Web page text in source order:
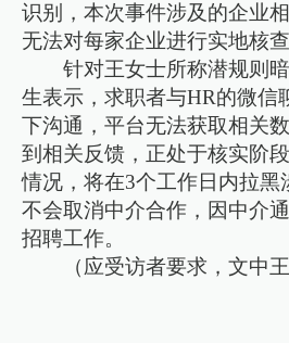
识别，本次事件涉及的企业
无法对每家企业进行实地核查
针对王女士所称潜规则
生表示，求职者与HR的微信
下沟通，平台无法获取相关
到相关反馈，正处于核实阶
情况，将在3个工作日内拉黑
不会取消中介合作，因中介
招聘工作。
（应受访者要求，文中